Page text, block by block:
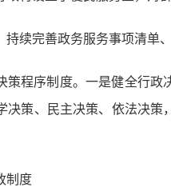
持续完善政务服务事项清
策程序制度。一是健全行
决策、民主决策、依法决
制度